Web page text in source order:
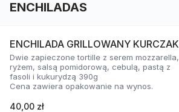
ENCHILADAS
ENCHILADA GRILLOWANY KURCZAK
Dwie zapieczone tortille z serem mozzarella,
ryżem, salsą pomidorową, cebulą, pastą z
fasoli i kukurydzą 390g
Cena zawiera opakowanie na wynos.
40,00 zł